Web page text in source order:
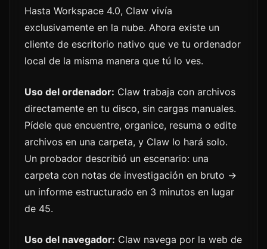
Hasta Workspace 4.0, Claw vivía
exclusivamente en la nube. Ahora existe un
cliente de escritorio nativo que ve tu ordenador
local de la misma manera que tú lo ves.
Uso del ordenador: Claw trabaja con archivos
directamente en tu disco, sin cargas manuales.
Pídele que encuentre, organice, resuma o edite
archivos en una carpeta, y Claw lo hará solo.
Un probador describió un escenario: una
carpeta con notas de investigación en bruto →
un informe estructurado en 3 minutos en lugar
de 45.
Uso del navegador: Claw navega por la web de